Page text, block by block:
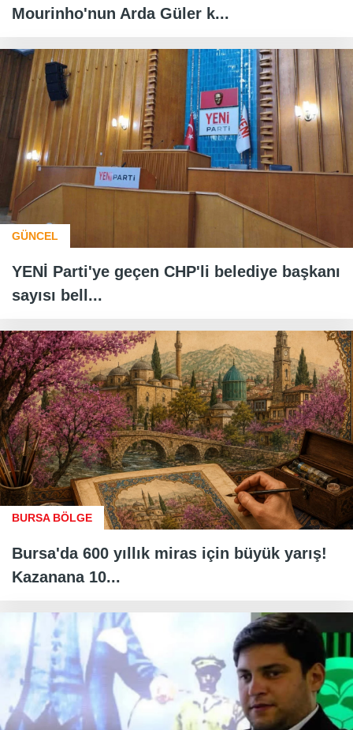
Mourinho'nun Arda Güler k...
GÜNCEL
YENİ Parti'ye geçen CHP'li belediye başkanı
sayısı bell...
BURSA BÖLGE
Bursa'da 600 yıllık miras için büyük yarış!
Kazanana 10...